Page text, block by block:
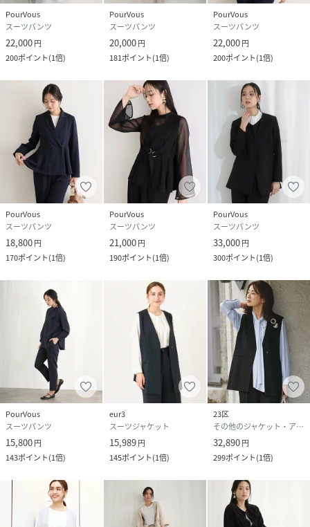
性別タイプ レディース
原産国 中国
表地 ポリエステル 97%
ポリウレタン 3%
裏地 ポリエステル 100%
(PTのみ)
▼ブラウス
表地 ポリエステル 97%
ポリウレタン 3%
サイズ M、L
品番
QV6187_544252122
PourVous
スーツパンツ
22,000円
200ポイント(1倍)
PourVous
スーツパンツ
20,000円
181ポイント(1倍)
PourVous
スーツパンツ
22,000円
200ポイント(1倍)
PourVous
スーツパンツ
18,800円
170ポイント(1倍)
PourVous
スーツパンツ
21,000円
190ポイント(1倍)
PourVous
スーツパンツ
33,000円
300ポイント(1倍)
PourVous
スーツパンツ
15,800円
143ポイント(1倍)
eur3
スーツジャケット
15,989円
145ポイント(1倍)
23区
その他のジャケット・アウター
32,890円
299ポイント(1倍)